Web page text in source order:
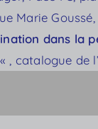
Marie
dans la
« , catalogue de